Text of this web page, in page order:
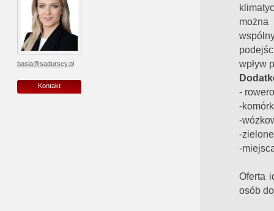
basia@sadurscy.pl
Kontakt
można
wpływ
-
-
-
-
-
Oferta
osób